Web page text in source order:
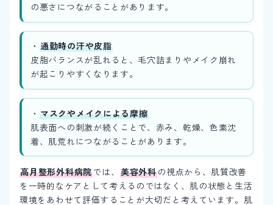
の悪さにつながることがあります。
・ 通勤時の汗や皮脂
皮脂バランスが乱れると、毛穴詰まりやメイク崩れ
が起こりやすくなります。
・ マスクやメイクによる摩擦
肌表面への刺激が続くことで、赤み、乾燥、色素沈
着、肌荒れにつながることがあります。
高月整形外科病院では、 美容外科の視点から、肌質改善
を一時的なケアとして考えるのではなく、肌の状態と生活
環境をあわせて評価することが大切だと考えています。肌